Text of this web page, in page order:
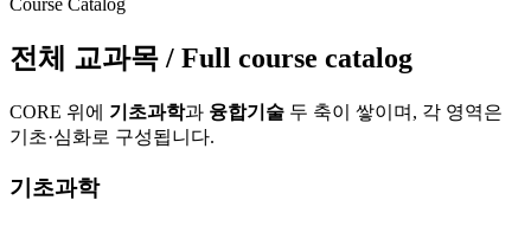
Course Catalog
전체 교과목 / Full course catalog
CORE 위에 기초과학과 융합기술 두 축이 쌓이며, 각 영역은
기초·심화로 구성됩니다.
기초과학